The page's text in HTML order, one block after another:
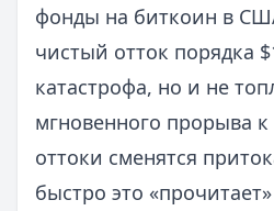
фонды на биткоин в
чистый отток порядка
катастрофа, но и не
мгновенного прорыва
оттоки сменятся
быстро это